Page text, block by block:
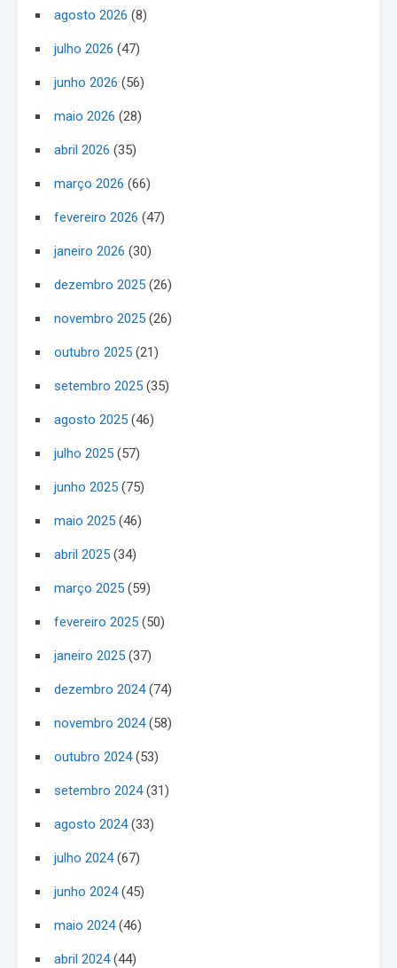
agosto 2026 (8)
julho 2026 (47)
junho 2026 (56)
maio 2026 (28)
abril 2026 (35)
março 2026 (66)
fevereiro 2026 (47)
janeiro 2026 (30)
dezembro 2025 (26)
novembro 2025 (26)
outubro 2025 (21)
setembro 2025 (35)
agosto 2025 (46)
julho 2025 (57)
junho 2025 (75)
maio 2025 (46)
abril 2025 (34)
março 2025 (59)
fevereiro 2025 (50)
janeiro 2025 (37)
dezembro 2024(74)
novembro 2024(58)
outubro 2024(53)
setembro 2024(31)
agosto 2024(33)
julho 2024(67)
junho 2024(45)
maio 2024(46)
abril 2024(44)